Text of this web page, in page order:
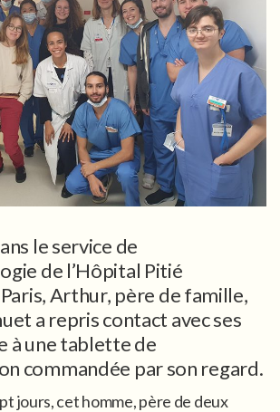
le service de
de l’Hôpital Pitié
Arthur, père de famille,
a repris contact avec ses
à une tablette de
commandée par son regard.
jours, cet homme, père de deux